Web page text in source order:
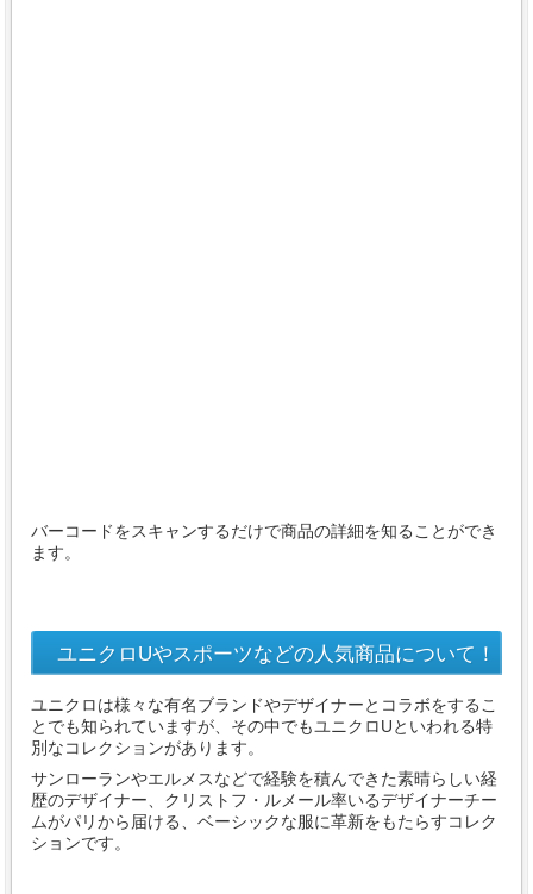
バーコードをスキャンするだけで商品の詳細を知ることができ
ます。
ユニクロUやスポーツなどの人気商品について！
ユニクロは様々な有名ブランドやデザイナーとコラボをするこ
とでも知られていますが、その中でもユニクロUといわれる特
別なコレクションがあります。
サンローランやエルメスなどで経験を積んできた素晴らしい経
歴のデザイナー、クリストフ・ルメール率いるデザイナーチー
ムがパリから届ける、ベーシックな服に革新をもたらすコレク
ションです。